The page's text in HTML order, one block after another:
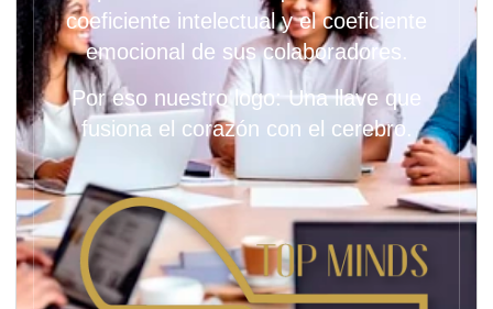
coeficiente intelectual y el coeficiente
emocional de sus colaboradores.
Por eso nuestro logo: Una llave que
fusiona el corazón con el cerebro.